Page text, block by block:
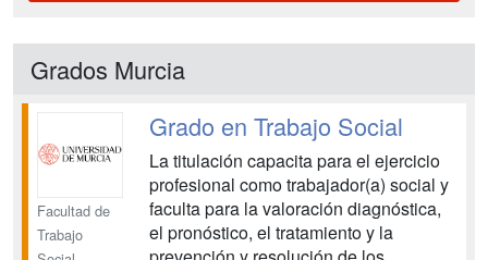
Grados Murcia
Facultad de
Trabajo
Grado en Trabajo Social
La titulación capacita para el ejercicio
profesional como trabajador(a) social y
faculta para la valoración diagnóstica,
el pronóstico, el tratamiento y la